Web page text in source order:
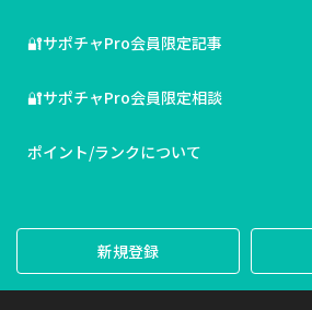
🔐サポチャPro会員限定記事
🔐サポチャPro会員限定相談
ポイント/ランクについて
新規登録